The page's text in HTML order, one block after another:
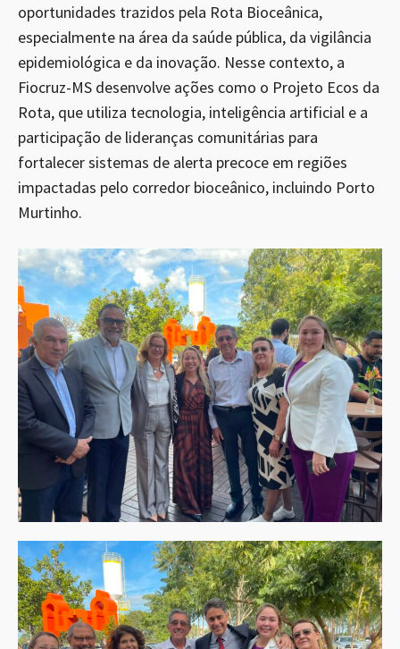
oportunidades trazidos pela Rota Bioceânica,
especialmente na área da saúde pública, da vigilância
epidemiológica e da inovação. Nesse contexto, a
Fiocruz-MS desenvolve ações como o Projeto Ecos da
Rota, que utiliza tecnologia, inteligência artificial e a
participação de lideranças comunitárias para
fortalecer sistemas de alerta precoce em regiões
impactadas pelo corredor bioceânico, incluindo Porto
Murtinho.